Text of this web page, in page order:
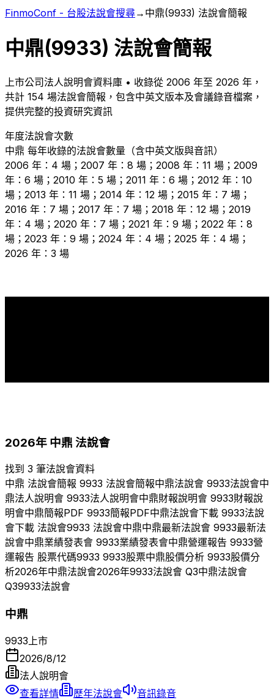
FinmoConf - 台股法說會搜尋→ 中鼎(9933) 法說會簡報
中鼎(9933) 法說會簡報
上市公司法人說明會資料庫 • 收錄從 2006 年至 2026 年，
共計 154 場法說會簡報，包含中英文版本及會議錄音檔案，
提供完整的投資研究資訊
年度法說會次數
中鼎 每年收錄的法說會數量（含中英文版與音訊）
2006 年：4 場；2007 年：8 場；2008 年：11 場；2009
年：6 場；2010 年：5 場；2011 年：6 場；2012 年：10
場；2013 年：11 場；2014 年：12 場；2015 年：7 場；
2016 年：7 場；2017 年：7 場；2018 年：12 場；2019
年：4 場；2020 年：7 場；2021 年：9 場；2022 年：8
場；2023 年：9 場；2024 年：4 場；2025 年：4 場；
2026 年：3 場
2026年 中鼎 法說會
找到 3 筆法說會資料
中鼎 法說會簡報 9933 法說會簡報中鼎法說會 9933法說會中
鼎法人說明會 9933法人說明會中鼎財報說明會 9933財報說
明會中鼎簡報PDF 9933簡報PDF中鼎法說會下載 9933法說
會下載 法說會9933 法說會中鼎中鼎最新法說會 9933最新法
說會中鼎業績發表會 9933業績發表會中鼎營運報告 9933營
運報告 股票代碼9933 9933股票中鼎股價分析 9933股價分
析2026年中鼎法說會2026年9933法說會 Q3中鼎法說會
Q39933法說會
中鼎
9933 上市
2026/8/12
法人說明會
查看詳情
歷年法說會
音訊錄音